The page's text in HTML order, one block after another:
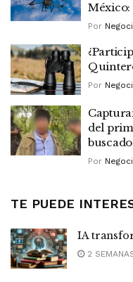
México:
Por
Por
del
Por
TE PUEDE
IA
2